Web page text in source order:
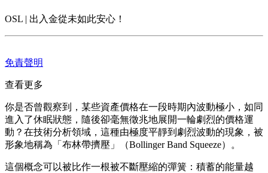
OSL | 出入金從未如此安心！
免責聲明
查看更多
你是否曾觀察到，某些資產價格在一段時期內波動極小，如同
進入了休眠狀態，隨後卻毫無徵兆地展開一輪劇烈的價格運
動？在技術分析領域，這種由極度平靜到劇烈波動的現象，被
形象地稱為「布林帶擠壓」（Bollinger Band Squeeze）。
這個概念可以被比作一根被不斷壓縮的彈簧：積蓄的能量越